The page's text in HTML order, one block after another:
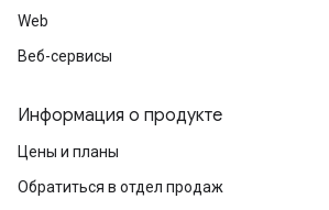
Web
Веб-сервисы
Информация о продукте
Цены и планы
Обратиться в отдел продаж